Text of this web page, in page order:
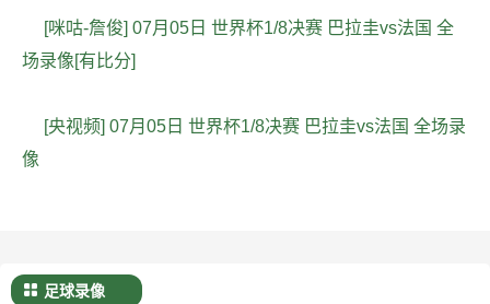
[咪咕-詹俊] 07月05日 世界杯1/8决赛 巴拉圭vs法国 全
场录像[有比分]
[央视频] 07月05日 世界杯1/8决赛 巴拉圭vs法国 全场录
像
足球录像